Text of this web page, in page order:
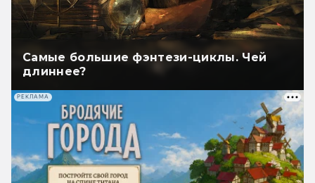
Самые большие фэнтези-циклы. Чей
длиннее?
РЕКЛАМА